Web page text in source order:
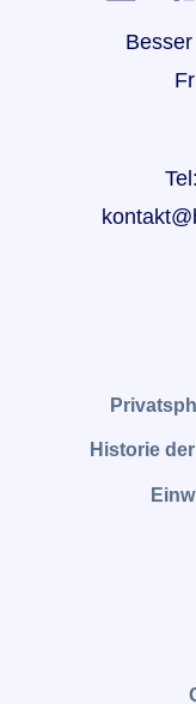
Historie